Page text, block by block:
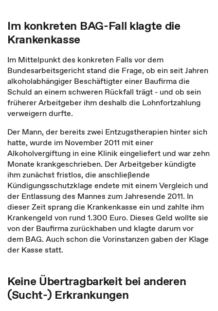
Im konkreten BAG-Fall klagte die
Krankenkasse
Im Mittelpunkt des konkreten Falls vor dem
Bundesarbeitsgericht stand die Frage, ob ein seit Jahren
alkoholabhängiger Beschäftigter einer Baufirma die
Schuld an einem schweren Rückfall trägt - und ob sein
früherer Arbeitgeber ihm deshalb die Lohnfortzahlung
verweigern durfte.
Der Mann, der bereits zwei Entzugstherapien hinter sich
hatte, wurde im November 2011 mit einer
Alkoholvergiftung in eine Klinik eingeliefert und war zehn
Monate krankgeschrieben. Der Arbeitgeber kündigte
ihm zunächst fristlos, die anschließende
Kündigungsschutzklage endete mit einem Vergleich und
der Entlassung des Mannes zum Jahresende 2011. In
dieser Zeit sprang die Krankenkasse ein und zahlte ihm
Krankengeld von rund 1.300 Euro. Dieses Geld wollte sie
von der Baufirma zurückhaben und klagte darum vor
dem BAG. Auch schon die Vorinstanzen gaben der Klage
der Kasse statt.
Keine Übertragbarkeit bei anderen
(Sucht-) Erkrankungen